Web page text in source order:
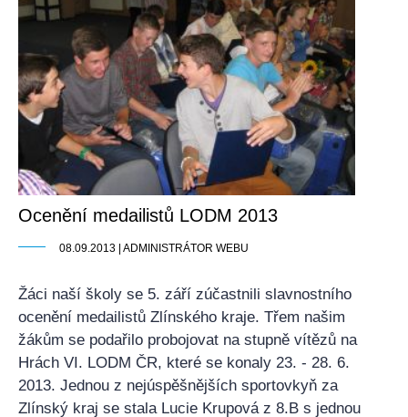
Ocenění medailistů LODM 2013
08.09.2013 | ADMINISTRÁTOR WEBU
Žáci naší školy se 5. září zúčastnili slavnostního
ocenění medailistů Zlínského kraje. Třem našim
žákům se podařilo probojovat na stupně vítězů na
Hrách VI. LODM ČR, které se konaly 23. - 28. 6.
2013. Jednou z nejúspěšnějších sportovkyň za
Zlínský kraj se stala Lucie Krupová z 8.B s jednou